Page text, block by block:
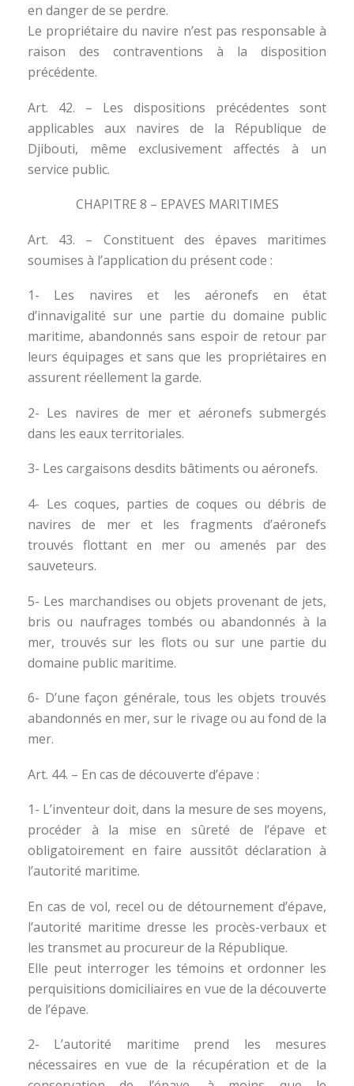
en danger de se perdre.
Le propriétaire du navire n’est pas responsable à
raison des contraventions à la disposition
précédente.
Art. 42. – Les dispositions précédentes sont
applicables aux navires de la République de
Djibouti, même exclusivement affectés à un
service public.
CHAPITRE 8 – EPAVES MARITIMES
Art. 43. – Constituent des épaves maritimes
soumises à l’application du présent code :
1- Les navires et les aéronefs en état
d’innavigalité sur une partie du domaine public
maritime, abandonnés sans espoir de retour par
leurs équipages et sans que les propriétaires en
assurent réellement la garde.
2- Les navires de mer et aéronefs submergés
dans les eaux territoriales.
3- Les cargaisons desdits bâtiments ou aéronefs.
4- Les coques, parties de coques ou débris de
navires de mer et les fragments d’aéronefs
trouvés flottant en mer ou amenés par des
sauveteurs.
5- Les marchandises ou objets provenant de jets,
bris ou naufrages tombés ou abandonnés à la
mer, trouvés sur les flots ou sur une partie du
domaine public maritime.
6- D’une façon générale, tous les objets trouvés
abandonnés en mer, sur le rivage ou au fond de la
mer.
Art. 44. – En cas de découverte d’épave :
1- L’inventeur doit, dans la mesure de ses moyens,
procéder à la mise en sûreté de l’épave et
obligatoirement en faire aussitôt déclaration à
l’autorité maritime.
En cas de vol, recel ou de détournement d’épave,
l’autorité maritime dresse les procès-verbaux et
les transmet au procureur de la République.
Elle peut interroger les témoins et ordonner les
perquisitions domiciliaires en vue de la découverte
de l’épave.
2- L’autorité maritime prend les mesures
nécessaires en vue de la récupération et de la